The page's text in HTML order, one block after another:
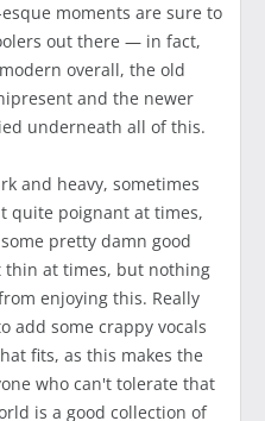
moments are sure to
out there — in fact,
overall, the old
and the newer
underneath all of this.
and heavy, sometimes
quite poignant at times,
pretty damn good
at times, but nothing
enjoying this. Really
add some crappy vocals
fits, as this makes the
who can't tolerate that
is a good collection of